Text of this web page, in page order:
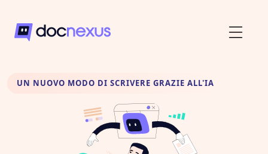
UN NUOVO MODO DI SCRIVERE GRAZIE ALL'IA